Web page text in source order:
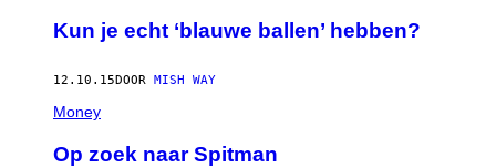
Kun je echt ‘blauwe ballen’ hebben?
12.10.15DOOR MISH WAY
Money
Op zoek naar Spitman